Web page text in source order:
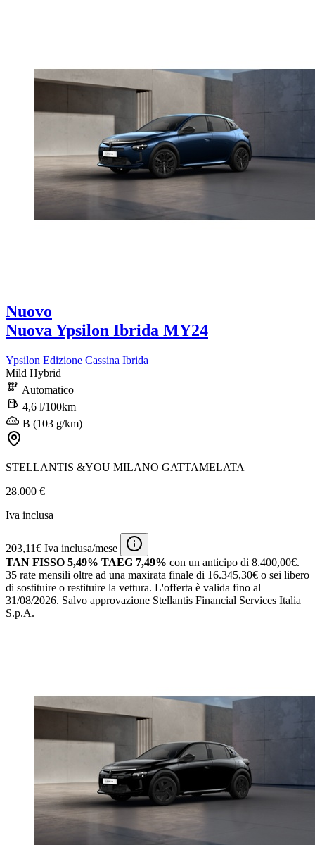
Nuovo
Nuova Ypsilon Ibrida MY24
Ypsilon Edizione Cassina Ibrida
Mild Hybrid
Automatico
4,6 l/100km
B (103 g/km)
STELLANTIS &YOU MILANO GATTAMELATA
28.000 €
Iva inclusa
203,11€ Iva inclusa/mese
TAN FISSO 5,49% TAEG 7,49% con un anticipo di 8.400,00€.
35 rate mensili oltre ad una maxirata finale di 16.345,30€ o sei libero
di sostituire o restituire la vettura. L'offerta è valida fino al
31/08/2026. Salvo approvazione Stellantis Financial Services Italia
S.p.A.